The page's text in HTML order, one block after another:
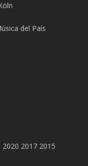
del País
2020 2017 2015